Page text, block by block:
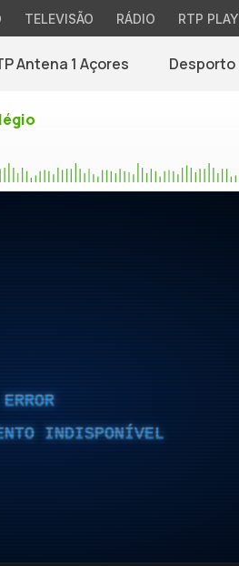
TELEVISÃO RÁDIO RTP PLAY
Antena 1 Açores Desporto
INDISPONÍVEL